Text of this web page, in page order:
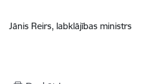
Jānis Reirs, labklājības ministrs